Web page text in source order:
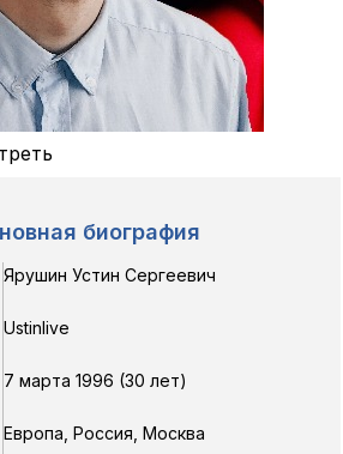
биография
Ярушин Устин Сергеевич
Ustinlive
7 марта 1996 (30 лет)
Европа, Россия, Москва